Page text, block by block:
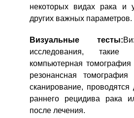
некоторых видах рака и
других важных параметров.
Визуальные тесты:
исследования, такие
компьютерная томография
резонансная
сканирование,
раннего рецидива рака
после лечения.